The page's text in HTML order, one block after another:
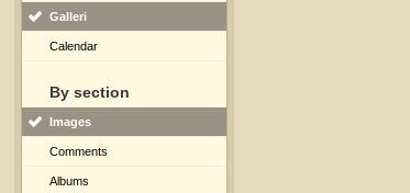
Galleri
Calendar
By section
Images
Comments
Albums